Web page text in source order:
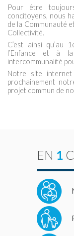
Pour être
concitoyens, nous
de la Communauté
Collectivité.
C’est ainsi qu’au
l’Enfance et à
intercommunalité
Notre site
prochainement
projet commun de
EN 1